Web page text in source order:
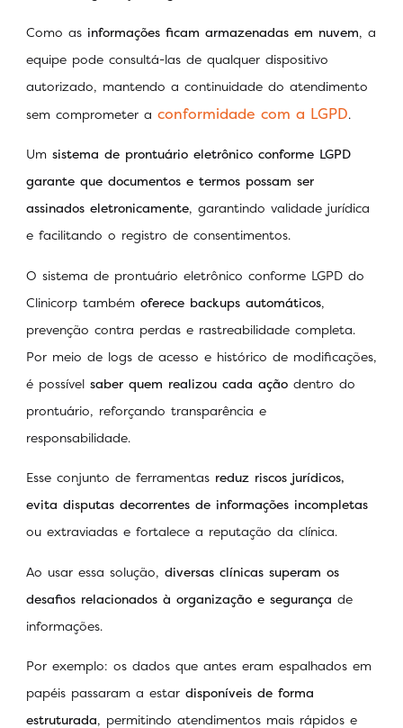
Como as informações ficam armazenadas em nuvem, a
equipe pode consultá-las de qualquer dispositivo
autorizado, mantendo a continuidade do atendimento
sem comprometer a conformidade com a LGPD.
Um sistema de prontuário eletrônico conforme LGPD
garante que documentos e termos possam ser
assinados eletronicamente, garantindo validade jurídica
e facilitando o registro de consentimentos.
O sistema de prontuário eletrônico conforme LGPD do
Clinicorp também oferece backups automáticos,
prevenção contra perdas e rastreabilidade completa.
Por meio de logs de acesso e histórico de modificações,
é possível saber quem realizou cada ação dentro do
prontuário, reforçando transparência e
responsabilidade.
Esse conjunto de ferramentas reduz riscos jurídicos,
evita disputas decorrentes de informações incompletas
ou extraviadas e fortalece a reputação da clínica.
Ao usar essa solução, diversas clínicas superam os
desafios relacionados à organização e segurança de
informações.
Por exemplo: os dados que antes eram espalhados em
papéis passaram a estar disponíveis de forma
estruturada, permitindo atendimentos mais rápidos e